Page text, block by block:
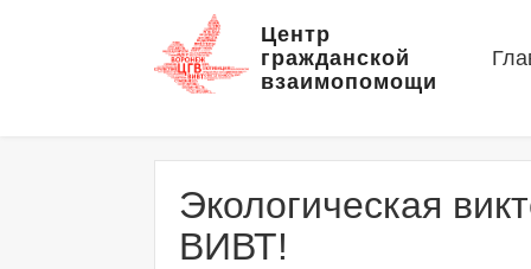
Центр
гражданской
взаимопомощи
Экологическая
ВИВТ!